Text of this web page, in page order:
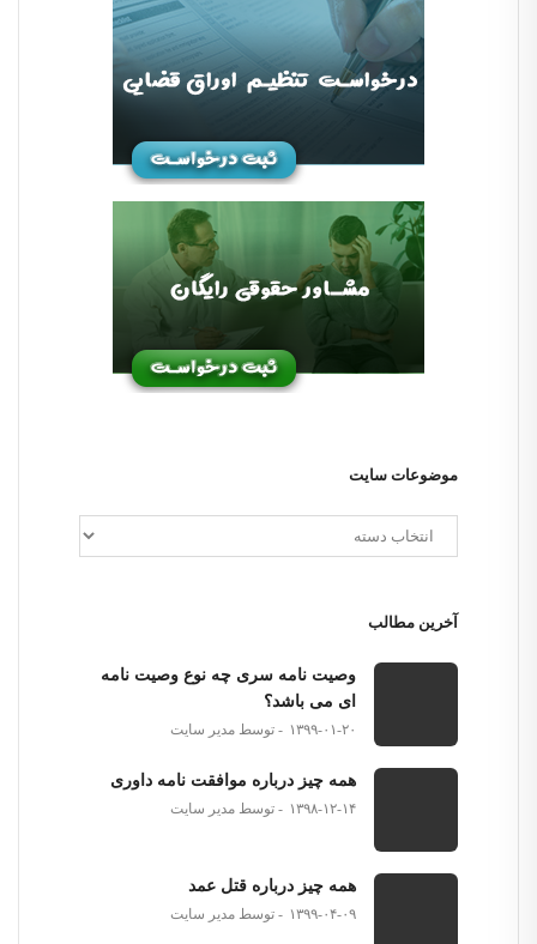
موضوعات سایت
آخرین مطالب
وصیت نامه سری چه نوع وصیت نامه
ای می باشد؟
۱۳۹۹-۰۱-۲۰ توسط مدیر سایت
همه چیز درباره موافقت نامه داوری
۱۳۹۸-۱۲-۱۴ توسط مدیر سایت
همه چیز درباره قتل عمد
۱۳۹۹-۰۴-۰۹ توسط مدیر سایت